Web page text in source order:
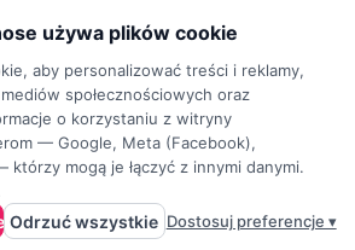
używa plików cookie
aby personalizować treści i reklamy,
społecznościowych oraz
o korzystaniu z witryny
— Google, Meta (Facebook),
mogą je łączyć z innymi danymi.
Odrzuć wszystkie Dostosuj preferencje ▾
POLITYKA PRYWATNOŚCI REGULAMIN